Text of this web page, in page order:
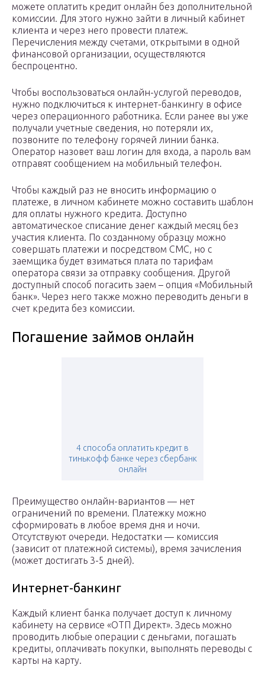
можете оплатить кредит онлайн без дополнительной
комиссии. Для этого нужно зайти в личный кабинет
клиента и через него провести платеж.
Перечисления между счетами, открытыми в одной
финансовой организации, осуществляются
беспроцентно.
Чтобы воспользоваться онлайн-услугой переводов,
нужно подключиться к интернет-банкингу в офисе
через операционного работника. Если ранее вы уже
получали учетные сведения, но потеряли их,
позвоните по телефону горячей линии банка.
Оператор назовет ваш логин для входа, а пароль вам
отправят сообщением на мобильный телефон.
Чтобы каждый раз не вносить информацию о
платеже, в личном кабинете можно составить шаблон
для оплаты нужного кредита. Доступно
автоматическое списание денег каждый месяц без
участия клиента. По созданному образцу можно
совершать платежи и посредством СМС, но с
заемщика будет взиматься плата по тарифам
оператора связи за отправку сообщения. Другой
доступный способ погасить заем – опция «Мобильный
банк». Через него также можно переводить деньги в
счет кредита без комиссии.
Погашение займов онлайн
4 способа оплатить кредит в
тинькофф банке через сбербанк
онлайн
Преимущество онлайн-вариантов — нет
ограничений по времени. Платежку можно
сформировать в любое время дня и ночи.
Отсутствуют очереди. Недостатки — комиссия
(зависит от платежной системы), время зачисления
(может достигать 3-5 дней).
Интернет-банкинг
Каждый клиент банка получает доступ к личному
кабинету на сервисе «ОТП Директ». Здесь можно
проводить любые операции с деньгами, погашать
кредиты, оплачивать покупки, выполнять переводы с
карты на карту.